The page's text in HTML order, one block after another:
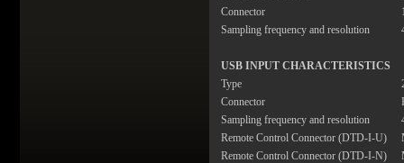
Connector
Sampling frequency and resolution
USB INPUT CHARACTERISTICS
Type
Connector
Sampling frequency and resolution
Remote Control Connector (DTD-I-U)
Remote Control Connector (DTD-I-N)